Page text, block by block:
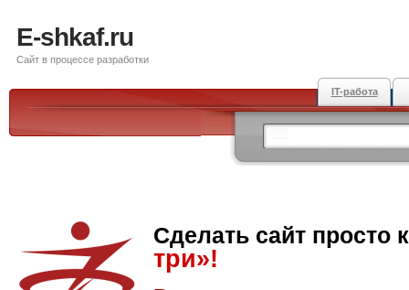
E-shkaf.ru
Сайт в процессе разработки
IT-работа
Сделать сайт просто
три»!